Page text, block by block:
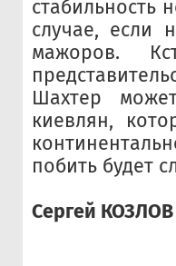
стабильность
случае, если
мажоров.
Шахтер
киевлян,
побить будет
Сергей КОЗЛОВ